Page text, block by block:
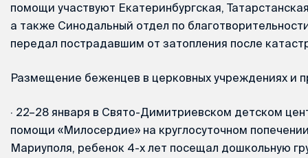
помощи участвуют Екатеринбургская,
а также Синодальный отдел по
передал пострадавшим от затопления после
Размещение беженцев в церковных учреждениях и
· 22–28 января в Свято-Димитриевском детском
помощи «Милосердие» на круглосуточном
Мариуполя, ребенок 4-х лет посещал дошкольную